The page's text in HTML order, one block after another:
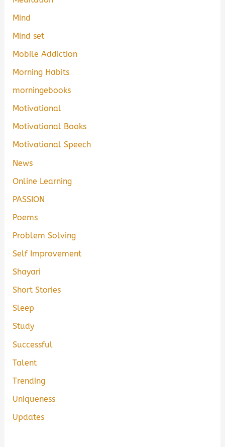
Mind
Mind set
Mobile Addiction
Morning Habits
morningebooks
Motivational
Motivational Books
Motivational Speech
News
Online Learning
PASSION
Poems
Problem Solving
Self Improvement
Shayari
Short Stories
Sleep
Study
Successful
Talent
Trending
Uniqueness
Updates